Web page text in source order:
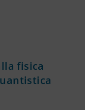
fisica